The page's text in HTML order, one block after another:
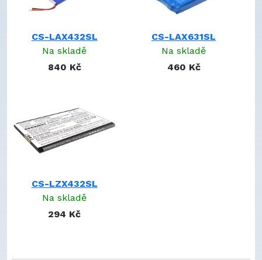
CS-LAX432SL
Na skladě
840 Kč
CS-LAX631SL
Na skladě
460 Kč
CS-LZX432SL
Na skladě
294 Kč